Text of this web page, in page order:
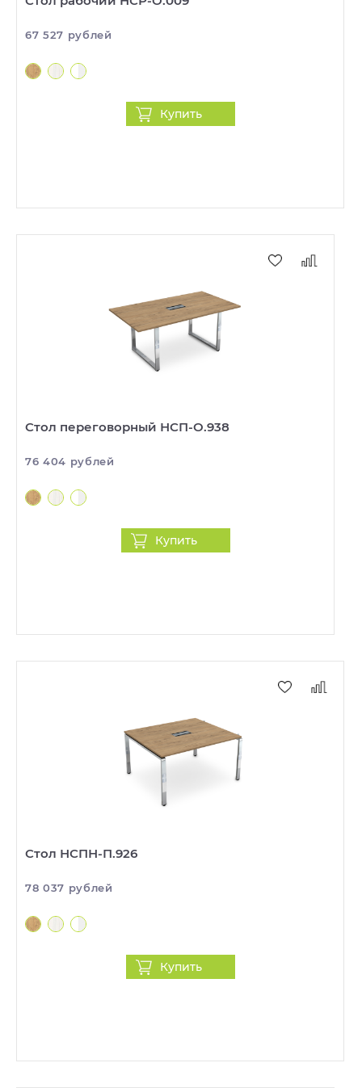
67 527 рублей
Купить
Стол переговорный НСП-О.938
76 404 рублей
Купить
Стол НСПН-П.926
78 037 рублей
Купить